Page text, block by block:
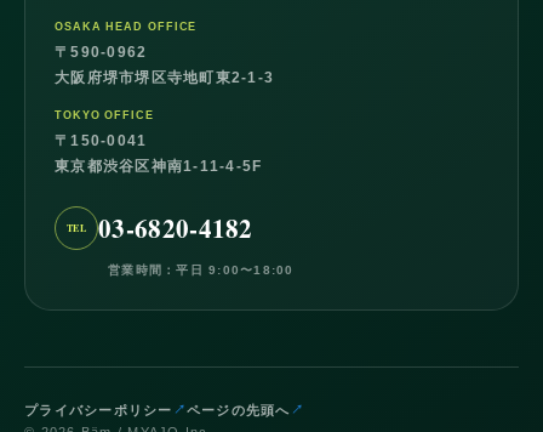
OSAKA HEAD OFFICE
〒590-0962
大阪府堺市堺区寺地町東2-1-3
TOKYO OFFICE
〒150-0041
東京都渋谷区神南1-11-4-5F
03-6820-4182
営業時間：平日 9:00〜18:00
プライバシーポリシー ページの先頭へ